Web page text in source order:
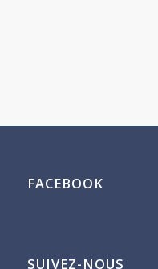
FACEBOOK
SUIVEZ-NOUS